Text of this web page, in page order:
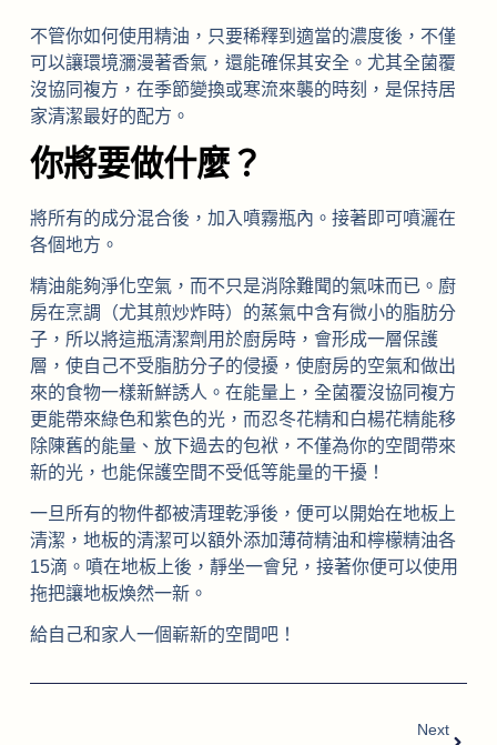
不管你如何使用精油，只要稀釋到適當的濃度後，不僅
可以讓環境瀰漫著香氣，還能確保其安全。尤其全菌覆
沒協同複方，在季節變換或寒流來襲的時刻，是保持居
家清潔最好的配方。
你將要做什麼？
將所有的成分混合後，加入噴霧瓶內。接著即可噴灑在
各個地方。
精油能夠淨化空氣，而不只是消除難聞的氣味而已。廚
房在烹調（尤其煎炒炸時）的蒸氣中含有微小的脂肪分
子，所以將這瓶清潔劑用於廚房時，會形成一層保護
層，使自己不受脂肪分子的侵擾，使廚房的空氣和做出
來的食物一樣新鮮誘人。在能量上，全菌覆沒協同複方
更能帶來綠色和紫色的光，而忍冬花精和白楊花精能移
除陳舊的能量、放下過去的包袱，不僅為你的空間帶來
新的光，也能保護空間不受低等能量的干擾！
一旦所有的物件都被清理乾淨後，便可以開始在地板上
清潔，地板的清潔可以額外添加薄荷精油和檸檬精油各
15滴。噴在地板上後，靜坐一會兒，接著你便可以使用
拖把讓地板煥然一新。
給自己和家人一個嶄新的空間吧！
Next